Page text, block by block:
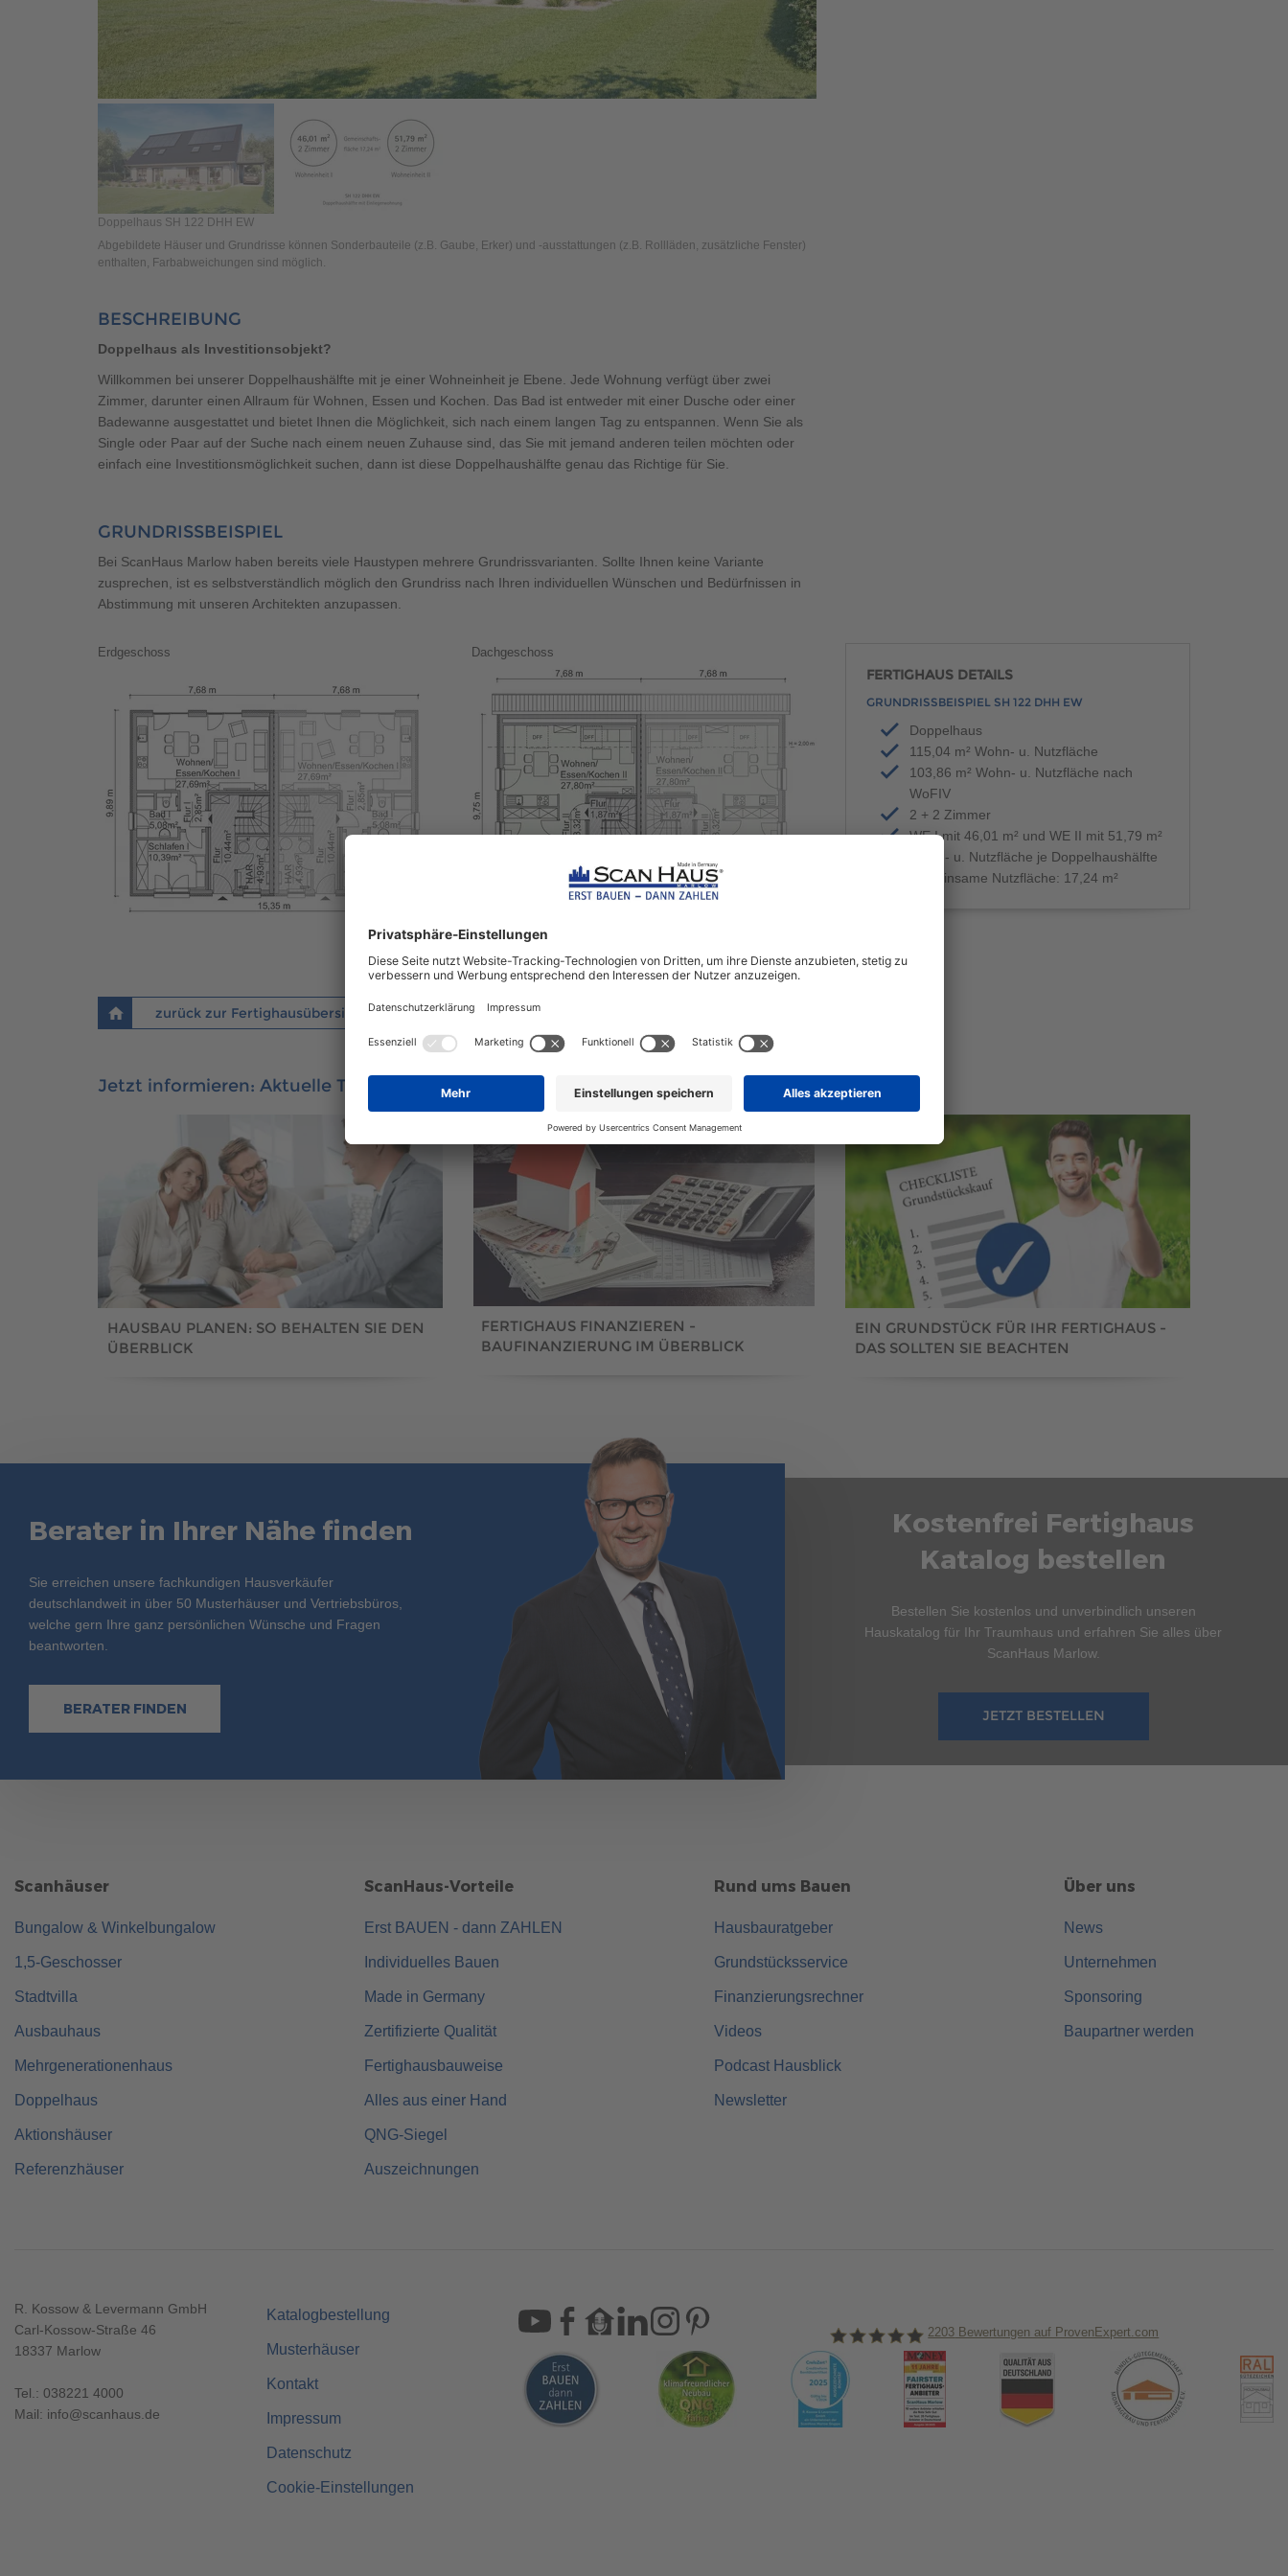
Doppelhaus SH 122 DHH EW
Abgebildete Häuser und Grundrisse können Sonderbauteile (z.B. Gaube, Erker) und -ausstattungen (z.B. Rollläden, zusätzliche Fenster)
enthalten, Farbabweichungen sind möglich.
BESCHREIBUNG
Doppelhaus als Investitionsobjekt?
Willkommen bei unserer Doppelhaushälfte mit je einer Wohneinheit je Ebene. Jede Wohnung verfügt über zwei
Zimmer, darunter einen Allraum für Wohnen, Essen und Kochen. Das Bad ist entweder mit einer Dusche oder einer
Badewanne ausgestattet und bietet Ihnen die Möglichkeit, sich nach einem langen Tag zu entspannen. Wenn Sie als
Single oder Paar auf der Suche nach einem neuen Zuhause sind, das Sie mit jemand anderen teilen möchten oder
einfach eine Investitionsmöglichkeit suchen, dann ist diese Doppelhaushälfte genau das Richtige für Sie.
GRUNDRISSBEISPIEL
Bei ScanHaus Marlow haben bereits viele Haustypen mehrere Grundrissvarianten. Sollte Ihnen keine Variante
zusprechen, ist es selbstverständlich möglich den Grundriss nach Ihren individuellen Wünschen und Bedürfnissen in
Abstimmung mit unseren Architekten anzupassen.
FERTIGHAUS DETAILS
GRUNDRISSBEISPIEL SH 122 DHH EW
Doppelhaus
115,04 m² Wohn- u. Nutzfläche
103,86 m² Wohn- u. Nutzfläche nach
WoFIV
2 + 2 Zimmer
WE I mit 46,01 m² und WE II mit 51,79 m²
Wohn- u. Nutzfläche je Doppelhaushälfte
gemeinsame Nutzfläche: 17,24 m²
Erdgeschoss Dachgeschoss
zurück zur Fertighausübersicht
Jetzt informieren: Aktuelle Themen aus unserem Hausbauratgeber
HAUSBAU PLANEN: SO BEHALTEN SIE DEN
ÜBERBLICK
FERTIGHAUS FINANZIEREN -
BAUFINANZIERUNG IM ÜBERBLICK
EIN GRUNDSTÜCK FÜR IHR FERTIGHAUS -
DAS SOLLTEN SIE BEACHTEN
Berater in Ihrer Nähe finden
Sie erreichen unsere fachkundigen Hausverkäufer
deutschlandweit in über 50 Musterhäuser und Vertriebsbüros,
welche gern Ihre ganz persönlichen Wünsche und Fragen
beantworten.
BERATER FINDEN
Kostenfrei Fertighaus
Katalog bestellen
Bestellen Sie kostenlos und unverbindlich unseren
Hauskatalog für Ihr Traumhaus und erfahren Sie alles über
ScanHaus Marlow.
JETZT BESTELLEN
Scanhäuser
Bungalow & Winkelbungalow
1,5-Geschosser
Stadtvilla
Ausbauhaus
Mehrgenerationenhaus
Doppelhaus
Aktionshäuser
Referenzhäuser
ScanHaus-Vorteile
Erst BAUEN - dann ZAHLEN
Individuelles Bauen
Made in Germany
Zertifizierte Qualität
Fertighausbauweise
Alles aus einer Hand
QNG-Siegel
Auszeichnungen
Rund ums Bauen
Hausbauratgeber
Grundstücksservice
Finanzierungsrechner
Videos
Podcast Hausblick
Newsletter
Über uns
News
Unternehmen
Sponsoring
Baupartner werden
R. Kossow & Levermann GmbH
Carl-Kossow-Straße 46
18337 Marlow
Tel.: 038221 4000
Mail: info@scanhaus.de
Katalogbestellung
Musterhäuser
Kontakt
Impressum
Datenschutz
Cookie-Einstellungen
ScanHaus Marlow
2203 Bewertungen auf ProvenExpert.com